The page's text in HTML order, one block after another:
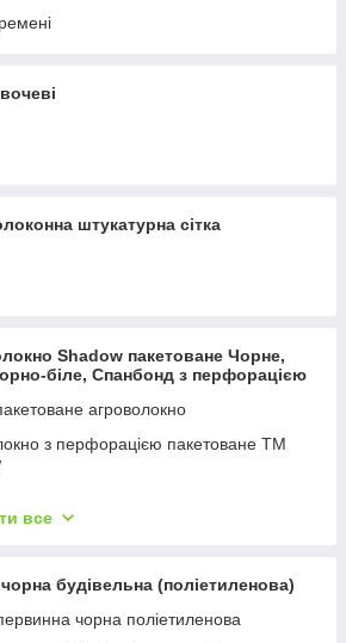
Shadow чорне з перфорацією (
штукатурна сітка
Shadow пакетоване Чорне,
біле, Спанбонд з перфорацією
агроволокно
з перфорацією пакетоване TM
все
будівельна (поліетиленова)
чорна поліетиленова